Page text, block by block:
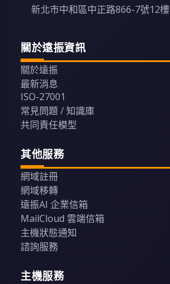
新北市中和區中正路866-7號12樓
關於遠振資訊
關於遠振
最新消息
ISO-27001
常見問題 / 知識庫
共同責任模型
其他服務
網域註冊
網域移轉
遠振AI 企業信箱
MailCloud 雲端信箱
主機狀態通知
諮詢服務
主機服務